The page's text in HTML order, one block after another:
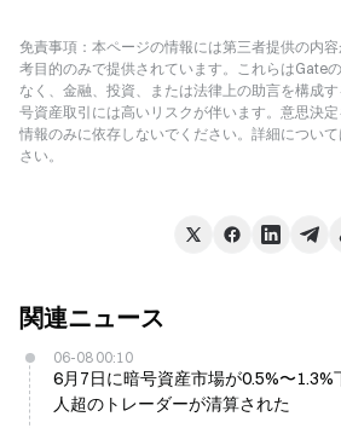
免責事項：本ページの情報には第三者提供の内
考目的のみで提供されています。これらはGate
なく、金融、投資、または法律上の助言を構成
号資産取引には高いリスクが伴います。意思決
情報のみに依存しないでください。詳細について
さい。
関連ニュース
06-08 00:10
6月7日に暗号資産市場が0.5%〜
人超のトレーダーが清算された